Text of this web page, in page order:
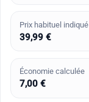
Prix habituel indiqué
39,99 €
Économie calculée
7,00 €